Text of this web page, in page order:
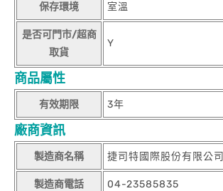
保存環境 室溫
是否可門市/超商
取貨
Y
商品屬性
有效期限 3年
廠商資訊
製造商名稱 捷司特國際股份有限公司
製造商電話 04-23585835